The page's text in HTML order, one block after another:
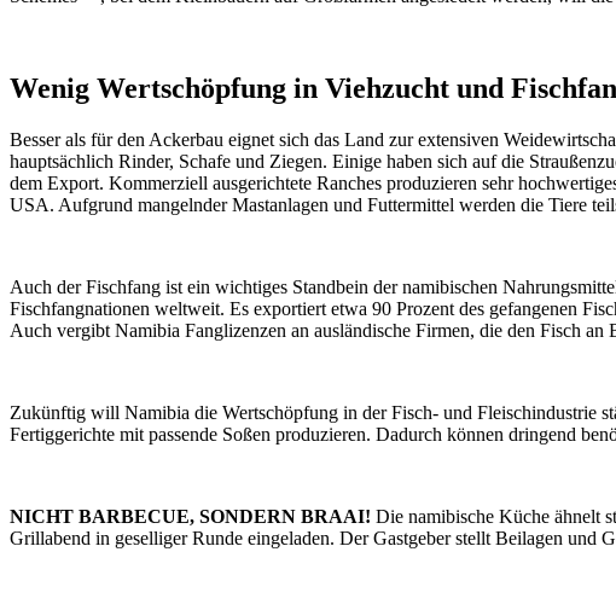
Wenig Wertschöpfung in Viehzucht und
Besser als für den Ackerbau eignet sich das Land zur extensiven
hauptsächlich Rinder, Schafe und Ziegen. Einige haben sich auf die
dem Export. Kommerziell ausgerichtete Ranches produzieren sehr
USA. Aufgrund mangelnder Mastanlagen und Futtermittel werden die Tiere
Auch der Fischfang ist ein wichtiges Standbein der namibischen
Fischfangnationen weltweit. Es exportiert etwa 90 Prozent des gefangenen
Auch vergibt Namibia Fanglizenzen an ausländische Firmen, die den Fisch
Zukünftig will Namibia die Wertschöpfung in der Fisch- und Fleischindustrie
Fertiggerichte mit passende Soßen produzieren. Dadurch können dringend
NICHT BARBECUE, SONDERN BRAAI! Die namibische Küche ähnelt
Grillabend in geselliger Runde eingeladen. Der Gastgeber stellt Beilagen